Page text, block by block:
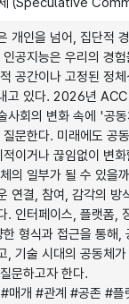
개인을 넘어, 집단적
공지능은 우리의 경
공간이나 고정된 정
고 있다. 2026년 ACC
사회의 변화 속에 '공
문한다. 미래에도 공
이거나 끊임없이 변
의 일부가 될 수 있을
연결, 참여, 감각의 방
. 인터페이스, 플랫폼,
형식과 접근을 통해,
, 기술 시대의 공동체
문하고자 한다.
매개 #관계 #공존 #플